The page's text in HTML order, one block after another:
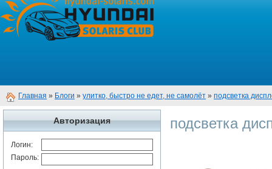
Главная » Блоги » улитко, быстро не едет, не самолёт » подсветка
Авторизация
Логин:
Пароль:
подсветка